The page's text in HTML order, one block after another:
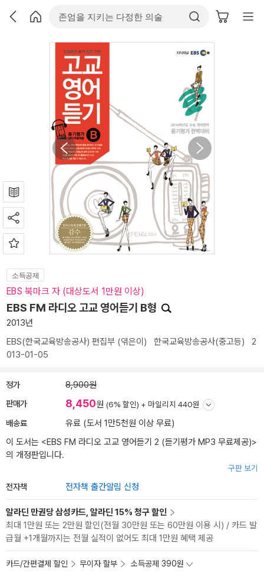
소득공제
EBS 북마크 자 (대상도서 1만원 이상)
EBS FM 라디오 고교 영어듣기 B형
2013년
EBS(한국교육방송공사) 편집부 (엮은이) 한국교육방송공사(중고등) 2
013-01-05
정가 8,900원
판매가 8,450원 (6% 할인) + 마일리지 440원
배송료
유료 (도서 1만5천원 이상 무료)
이 도서는 <EBS FM 라디오 고교 영어듣기 2 (듣기평가 MP3 무료제공)>
의 개정판입니다.
구판 보기
전자책 전자책 출간알림 신청
알라딘 만권당 삼성카드, 알라딘 15% 청구 할인
최대 1만원 또는 2만원 할인(전월 30만원 또는 60만원 이용 시) / 카드 발
급월 +1개월까지는 전월 실적이 없어도 최대 1만원 혜택 제공
카드/간편결제 할인 무이자 할부 소득공제 390원